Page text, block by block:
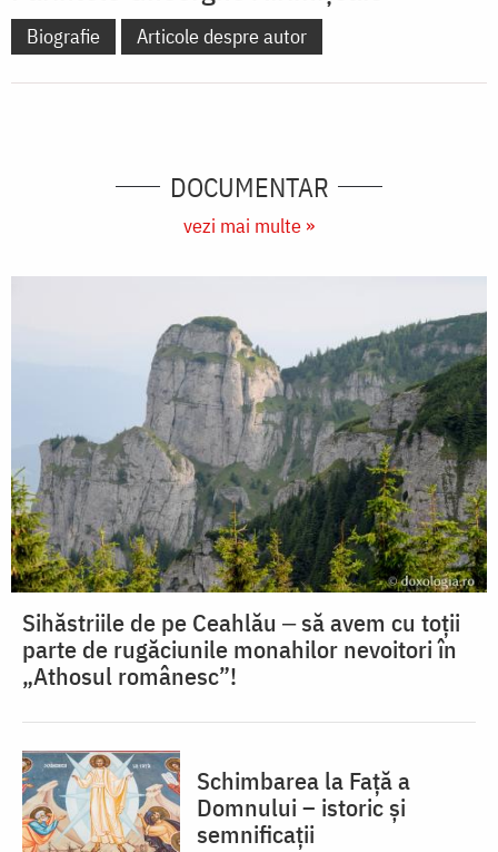
Biografie Articole despre autor
DOCUMENTAR
vezi mai multe »
Sihăstriile de pe Ceahlău ‒ să avem cu toții
parte de rugăciunile monahilor nevoitori în
„Athosul românesc”!
Schimbarea la Față a
Domnului – istoric și
semnificații